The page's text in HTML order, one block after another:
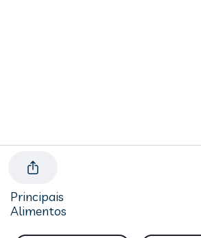
Principais
Alimentos